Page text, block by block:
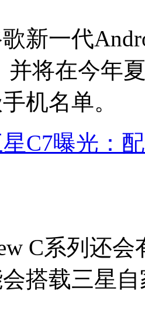
新一代
并将在今年
机名单。
C7曝光：
C系列还
搭载三星